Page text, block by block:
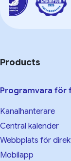
Products
Programvara för
Kanalhanterare
Central kalender
Webbplats för
Mobilapp